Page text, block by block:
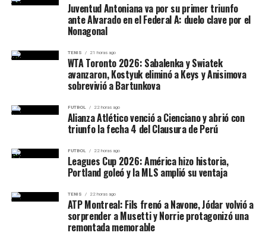
Por otro lado,Rusia e Irán, principales aliados del
gobierno sirio, celebraron el anuncio. El portavoz del
Kremlin afirmó que la decisión de Trump es “un paso
¿Qué cambia para Siria?
inversiones extranjeras, al restablecimiento de
relaciones comerciales con empresas occidentales y al
obstante, la implementación real de esta política
dependerá de su eventual retorno al poder. Como
que el anuncio fue interpretado más como una promesa
electoral que como una acción inmediata.
Juventud Antoniana va por su primer triunfo
ante Alvarado en el Federal A: duelo clave por el
Nonagonal
TENIS 21 horas ago
WTA Toronto 2026: Sabalenka y Swiatek
avanzaron, Kostyuk eliminó a Keys y Anisimova
sobrevivió a Bartunkova
FUTBOL 22 horas ago
Alianza Atlético venció a Cienciano y abrió con
triunfo la fecha 4 del Clausura de Perú
FUTBOL 22 horas ago
Leagues Cup 2026: América hizo historia,
Portland goleó y la MLS amplió su ventaja
TENIS 22 horas ago
ATP Montreal: Fils frenó a Navone, Jódar volvió a
sorprender a Musetti y Norrie protagonizó una
remontada memorable